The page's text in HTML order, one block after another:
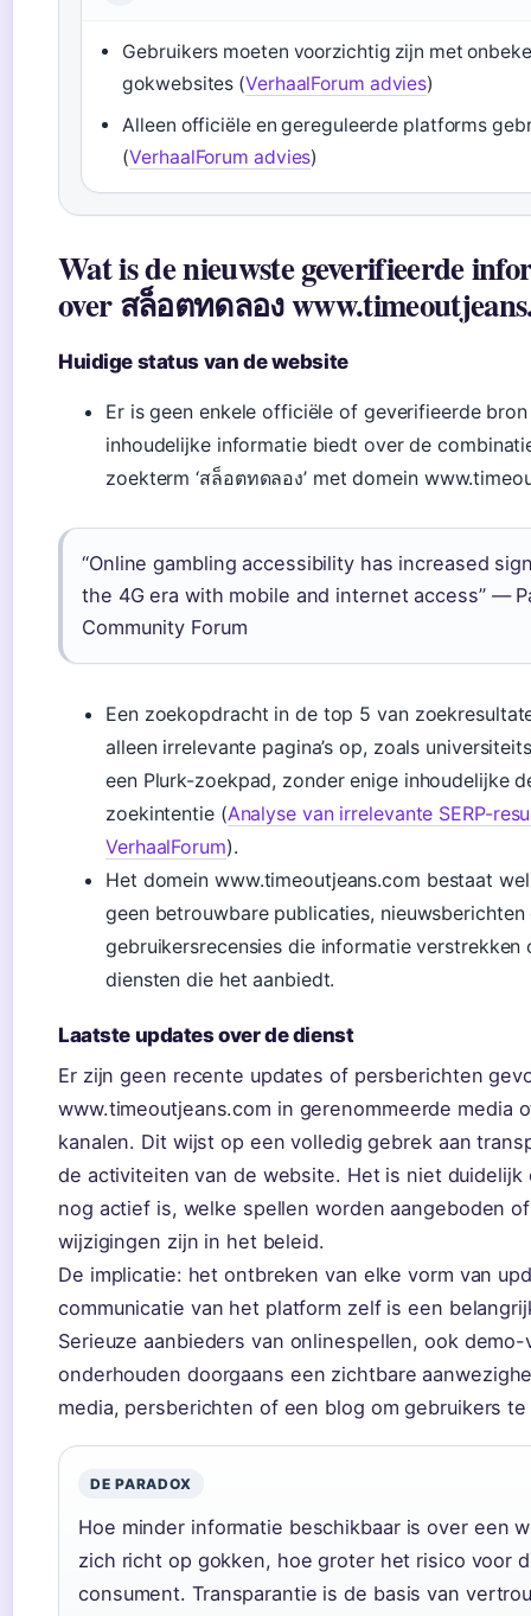
Gebruikers moeten voorzichtig zijn met
gokwebsites (VerhaalForum advies)
Alleen officiële en gereguleerde platforms
(VerhaalForum advies)
Wat is de nieuwste geverifieerde
over สล็อตทดลอง
Huidige status van de website
Er is geen enkele officiële of geverifieerde
inhoudelijke informatie biedt over de
zoekterm ‘สล็อตทดลอง’ met domein
“Online gambling accessibility has increased
the 4G era with mobile and internet access” —
Community Forum
Een zoekopdracht in de top 5 van
alleen irrelevante pagina’s op, zoals
een Plurk-zoekpad, zonder enige inhoudelijke
zoekintentie (Analyse van irrelevante SERP-
VerhaalForum).
Het domein www.timeoutjeans.com bestaat
geen betrouwbare publicaties, nieuwsberichten
gebruikersrecensies die informatie verstrekken
diensten die het aanbiedt.
Laatste updates over de dienst
Er zijn geen recente updates of persberichten
www.timeoutjeans.com in gerenommeerde media
kanalen. Dit wijst op een volledig gebrek aan
de activiteiten van de website. Het is niet duidelijk
nog actief is, welke spellen worden aangeboden
wijzigingen zijn in het beleid.
De implicatie: het ontbreken van elke vorm van
communicatie van het platform zelf is een
Serieuze aanbieders van onlinespellen, ook
onderhouden doorgaans een zichtbare
media, persberichten of een blog om gebruikers
DE PARADOX
Hoe minder informatie beschikbaar is over een
zich richt op gokken, hoe groter het risico voor
consument. Transparantie is de basis van